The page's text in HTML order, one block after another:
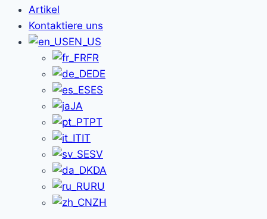
Artikel
Kontaktiere uns
EN_US
FR
DE
ES
JA
PT
IT
SV
DA
RU
ZH